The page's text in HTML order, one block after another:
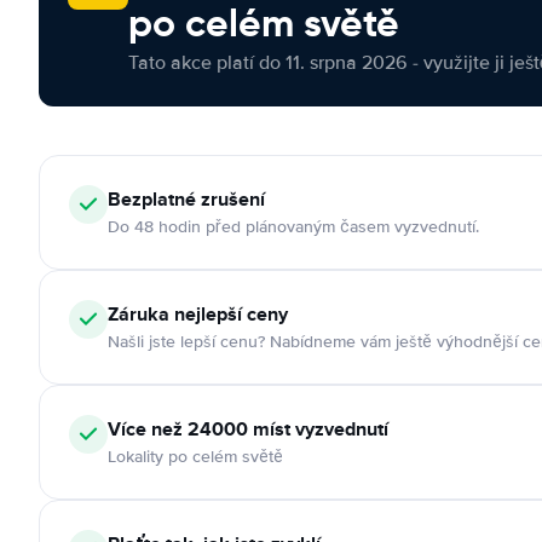
po celém světě
Tato akce platí do 11. srpna 2026 - využijte ji
Bezplatné zrušení
Do 48 hodin před plánovaným časem vyzvednutí.
Záruka nejlepší ceny
Našli jste lepší cenu? Nabídneme vám ještě výhodnější
Více než 24000 míst vyzvednutí
Lokality po celém světě